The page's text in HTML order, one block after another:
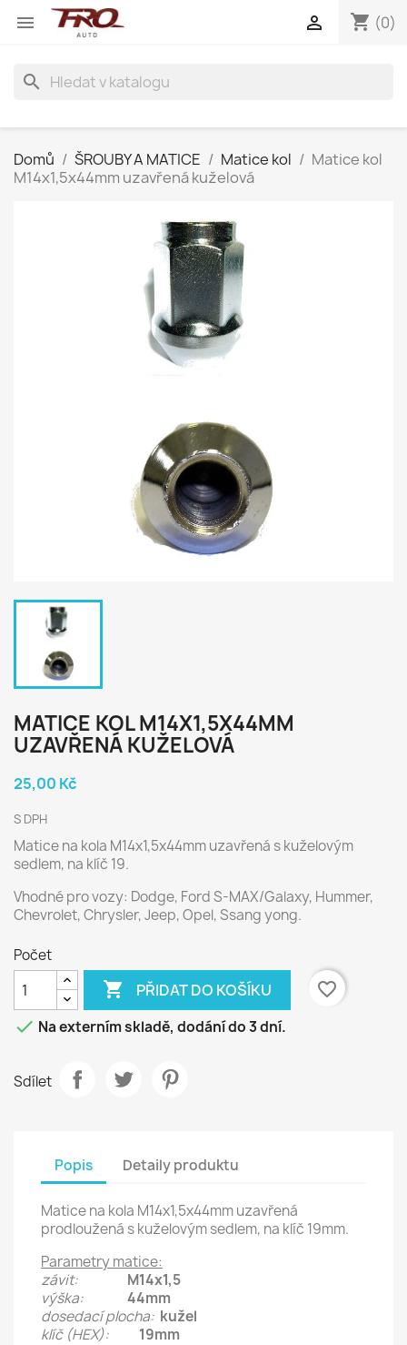
 shopping_cart (0)

search
Domů ŠROUBY A MATICE Matice kol
Matice kol
M14x1,5x44mm uzavřená kuželová
MATICE KOL M14X1,5X44MM
UZAVŘENÁ KUŽELOVÁ
25,00 Kč
S DPH
Matice na kola M14x1,5x44mm uzavřená s kuželovým
sedlem, na klíč 19.
Vhodné pro vozy: Dodge, Ford S-MAX/Galaxy, Hummer,
Chevrolet, Chrysler, Jeep, Opel, Ssang yong.
Počet
 PŘIDAT DO KOŠÍKU
favorite_border
 Na externím skladě, dodání do 3 dní.
Sdílet
Popis Detaily produktu
Matice na kola M14x1,5x44mm uzavřená
prodloužená s kuželovým sedlem, na klíč 19mm.
Parametry matice:
závit:
M14x1,5
výška: 44mm
dosedací plocha: kužel
klíč (HEX):
19mm